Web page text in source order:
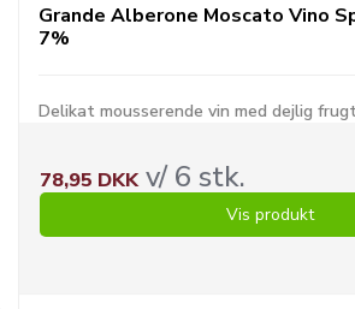
Grande Alberone Moscato Vino
7%
Delikat mousserende vin med dejlig
78,95 DKKv/ 6 stk.
Vis produkt